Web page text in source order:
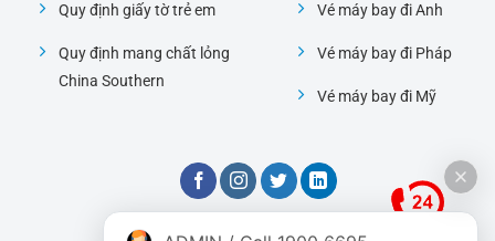
Quy định giấy tờ trẻ em
Quy định mang chất lỏng
China Southern
Vé máy bay đi Anh
Vé máy bay đi Pháp
Vé máy bay đi Mỹ